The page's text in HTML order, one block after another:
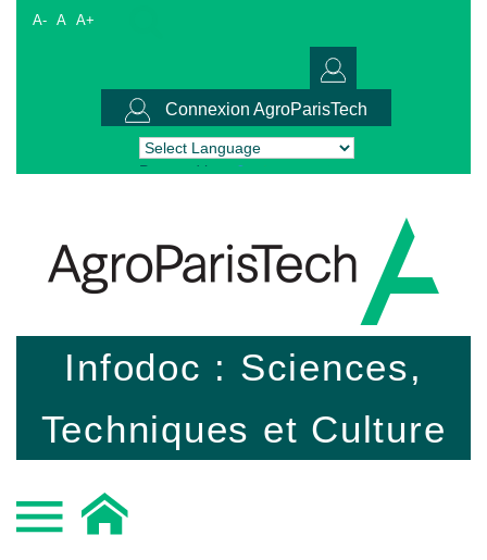
A- A A+
Connexion AgroParisTech
Powered by Translate
Infodoc : Sciences,
Techniques et Culture